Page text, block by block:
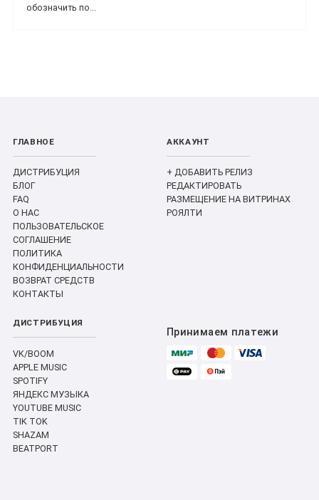
обозначить по...
ГЛАВНОЕ
ДИСТРИБУЦИЯ
БЛОГ
FAQ
О НАС
ПОЛЬЗОВАТЕЛЬСКОЕ
СОГЛАШЕНИЕ
ПОЛИТИКА
КОНФИДЕНЦИАЛЬНОСТИ
ВОЗВРАТ СРЕДСТВ
КОНТАКТЫ
АККАУНТ
+ ДОБАВИТЬ РЕЛИЗ
РЕДАКТИРОВАТЬ
РАЗМЕЩЕНИЕ НА ВИТРИНАХ
РОЯЛТИ
ДИСТРИБУЦИЯ
VK/BOOM
APPLE MUSIC
SPOTIFY
ЯНДЕКС МУЗЫКА
YOUTUBE MUSIC
TIK TOK
SHAZAM
BEATPORT
Принимаем платежи